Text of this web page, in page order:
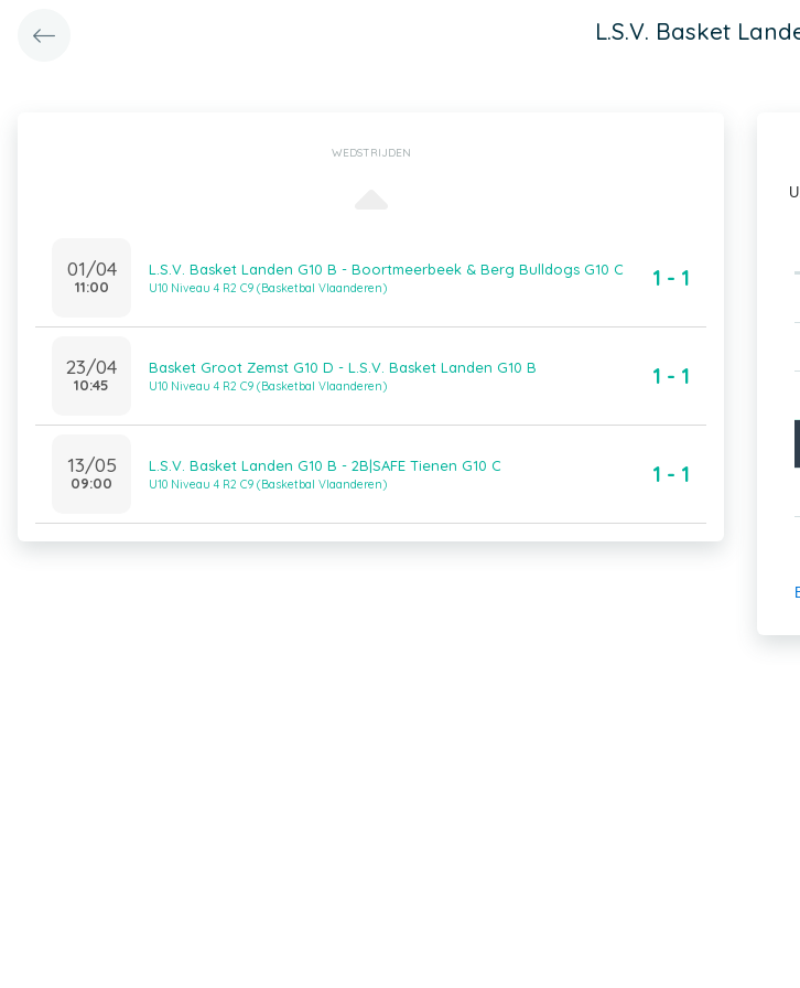
L.S.V. Basket
WEDSTRIJDEN
01/04
11:00
L.S.V. Basket Landen G10 B - Boortmeerbeek & Berg Bulldogs G10 C
U10 Niveau 4 R2 C9 (Basketbal Vlaanderen) 1 - 1
23/04
10:45
Basket Groot Zemst G10 D - L.S.V. Basket Landen G10 B
U10 Niveau 4 R2 C9 (Basketbal Vlaanderen) 1 - 1
13/05
09:00
L.S.V. Basket Landen G10 B - 2B|SAFE Tienen G10 C
U10 Niveau 4 R2 C9 (Basketbal Vlaanderen) 1 - 1